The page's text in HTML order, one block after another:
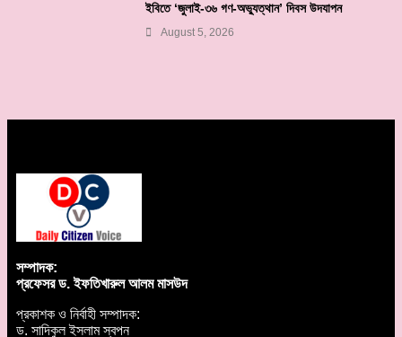
ইবিতে ‘জুলাই-৩৬ গণ-অভ্যুত্থান’ দিবস উদযাপন
August 5, 2026
সম্পাদক:
প্রফেসর ড. ইফতিখারুল আলম মাসউদ
প্রকাশক ও নির্বাহী সম্পাদক:
ড. সাদিকুল ইসলাম স্বপন